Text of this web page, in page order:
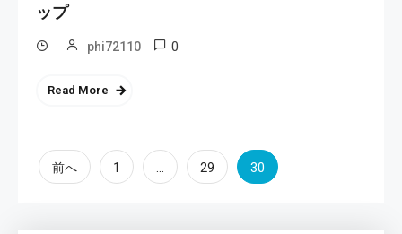
ップ
phi72110 0
Read More
投前へ 1 … 29 30